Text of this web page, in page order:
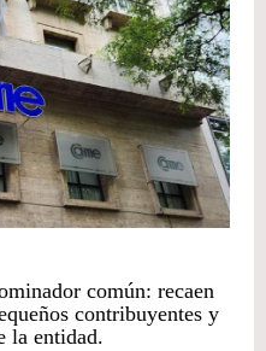
común: recaen
contribuyentes y
la entidad.